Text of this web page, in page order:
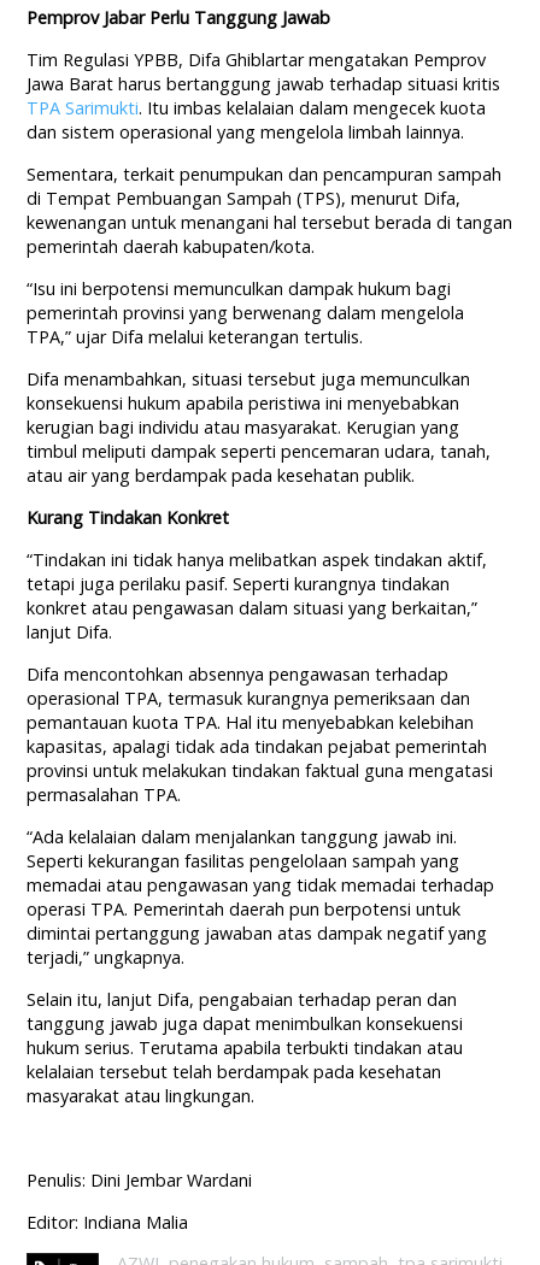
Pemprov Jabar Perlu Tanggung Jawab
Tim Regulasi YPBB, Difa Ghiblartar mengatakan Pemprov
Jawa Barat harus bertanggung jawab terhadap situasi kritis
TPA Sarimukti. Itu imbas kelalaian dalam mengecek kuota
dan sistem operasional yang mengelola limbah lainnya.
Sementara, terkait penumpukan dan pencampuran sampah
di Tempat Pembuangan Sampah (TPS), menurut Difa,
kewenangan untuk menangani hal tersebut berada di tangan
pemerintah daerah kabupaten/kota.
“Isu ini berpotensi memunculkan dampak hukum bagi
pemerintah provinsi yang berwenang dalam mengelola
TPA,” ujar Difa melalui keterangan tertulis.
Difa menambahkan, situasi tersebut juga memunculkan
konsekuensi hukum apabila peristiwa ini menyebabkan
kerugian bagi individu atau masyarakat. Kerugian yang
timbul meliputi dampak seperti pencemaran udara, tanah,
atau air yang berdampak pada kesehatan publik.
Kurang Tindakan Konkret
“Tindakan ini tidak hanya melibatkan aspek tindakan aktif,
tetapi juga perilaku pasif. Seperti kurangnya tindakan
konkret atau pengawasan dalam situasi yang berkaitan,”
lanjut Difa.
Difa mencontohkan absennya pengawasan terhadap
operasional TPA, termasuk kurangnya pemeriksaan dan
pemantauan kuota TPA. Hal itu menyebabkan kelebihan
kapasitas, apalagi tidak ada tindakan pejabat pemerintah
provinsi untuk melakukan tindakan faktual guna mengatasi
permasalahan TPA.
“Ada kelalaian dalam menjalankan tanggung jawab ini.
Seperti kekurangan fasilitas pengelolaan sampah yang
memadai atau pengawasan yang tidak memadai terhadap
operasi TPA. Pemerintah daerah pun berpotensi untuk
dimintai pertanggung jawaban atas dampak negatif yang
terjadi,” ungkapnya.
Selain itu, lanjut Difa, pengabaian terhadap peran dan
tanggung jawab juga dapat menimbulkan konsekuensi
hukum serius. Terutama apabila terbukti tindakan atau
kelalaian tersebut telah berdampak pada kesehatan
masyarakat atau lingkungan.
Penulis: Dini Jembar Wardani
Editor: Indiana Malia